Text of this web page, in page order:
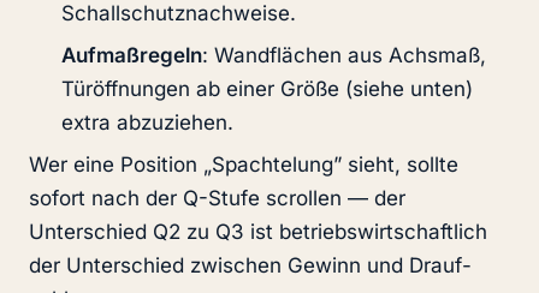
Schallschutznachweise.
Aufmaßregeln: Wandflächen aus Achsmaß,
Türöffnungen ab einer Größe (siehe unten)
extra abzuziehen.
Wer eine Position „Spachtelung” sieht, sollte
sofort nach der Q-Stufe scrollen — der
Unterschied Q2 zu Q3 ist betriebswirtschaftlich
der Unterschied zwischen Gewinn und Drauf­